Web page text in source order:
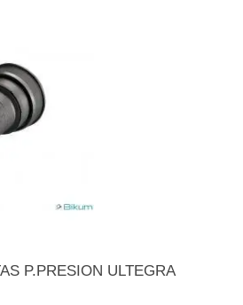
P.PRESION ULTEGRA